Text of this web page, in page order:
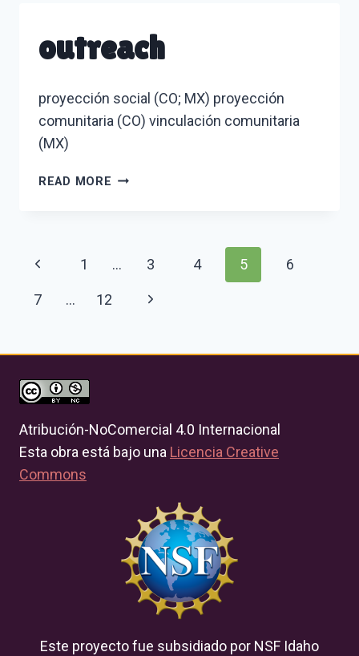
outreach
proyección social (CO; MX) proyección
comunitaria (CO) vinculación comunitaria
(MX)
READ MORE OUTREACH
Page
Previous
Page
1 … 3 4 5 6
7 … 12
Next
Atribución-NoComercial 4.0 Internacional
Esta obra está bajo una Licencia Creative
Commons
Este proyecto fue subsidiado por NSF Idaho